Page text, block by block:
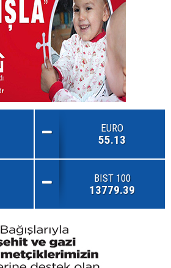
EURO
55.13
BIST 100
13779.39